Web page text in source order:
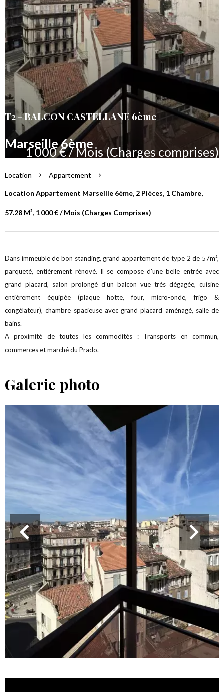
T2 - BALCON CASTELLANE 6ème
Marseille 6ème
1 000 € / Mois (Charges comprises)
Location Appartement
Location Appartement Marseille 6ème, 2 Pièces, 1 Chambre,
57.28 M², 1 000 € / Mois (Charges Comprises)
Dans immeuble de bon standing, grand appartement de type 2 de 57m²,
parqueté, entièrement rénové. Il se compose d'une belle entrée avec
grand placard, salon prolongé d'un balcon vue trés dégagée, cuisine
entièrement équipée (plaque hotte, four, micro-onde, frigo &
congélateur), chambre spacieuse avec grand placard aménagé, salle de
bains.
A proximité de toutes les commodités : Transports en commun,
commerces et marché du Prado.
Galerie photo